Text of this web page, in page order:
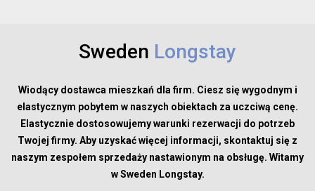
Sweden Longstay
Wiodący dostawca mieszkań dla firm. Ciesz się wygodnym i
elastycznym pobytem w naszych obiektach za uczciwą cenę.
Elastycznie dostosowujemy warunki rezerwacji do potrzeb
Twojej firmy. Aby uzyskać więcej informacji, skontaktuj się z
naszym zespołem sprzedaży nastawionym na obsługę. Witamy
w Sweden Longstay.